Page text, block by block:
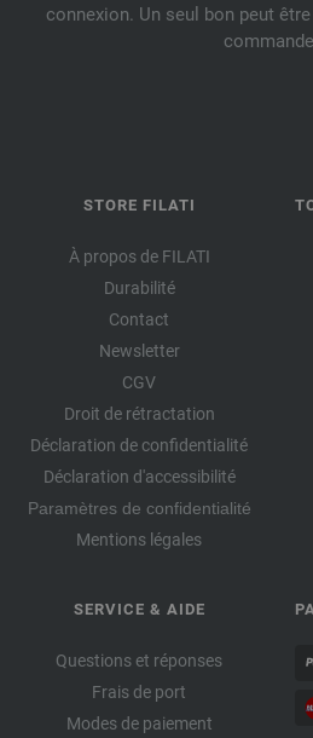
connexion. Un seul bon peut
STORE FILATI
À propos de FILATI
Durabilité
Contact
Newsletter
CGV
Droit de rétractation
Déclaration de confidentialité
Déclaration d'accessibilité
Paramètres de confidentialité
Mentions légales
SERVICE & AIDE
Questions et réponses
Frais de port
Modes de paiement